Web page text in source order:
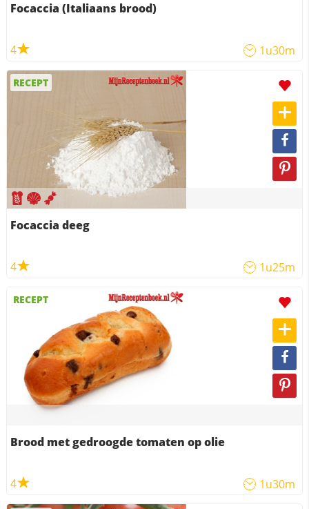
Focaccia (Italiaans brood)
4 1u30m
RECEPT
Focaccia deeg
4 1u25m
RECEPT
Brood met gedroogde tomaten op olie
4 1u30m